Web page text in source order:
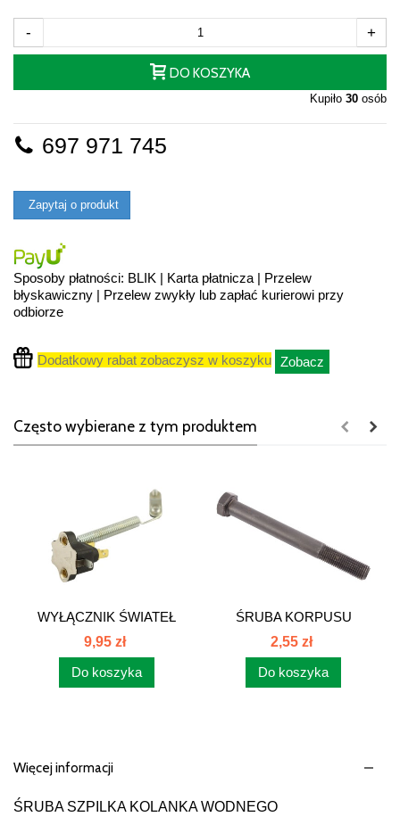
- +
DO KOSZYKA
Kupiło 30 osób
697 971 745
Zapytaj o produkt
Sposoby płatności: BLIK | Karta płatnicza | Przelew
błyskawiczny | Przelew zwykły lub zapłać kurierowi przy
odbiorze
Dodatkowy rabat zobaczysz w koszyku Zobacz
Często wybierane z tym produktem
WYŁĄCZNIK ŚWIATEŁ
STOP MF 1874709M1
9,95 zł
Do koszyka
ŚRUBA KORPUSU
FILTRA OLEJU...
2,55 zł
Do koszyka
Więcej informacji
ŚRUBA SZPILKA KOLANKA WODNEGO